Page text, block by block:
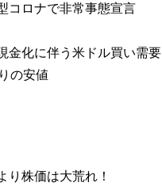
コロナで非常事態宣言
金化に伴う米ドル買い需要
の安値
り株価は大荒れ！